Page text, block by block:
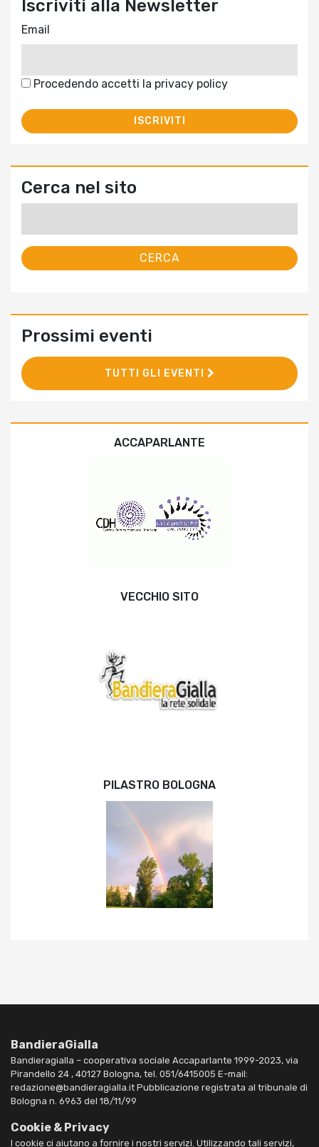
Iscriviti alla Newsletter
Email
Procedendo accetti la privacy policy
Cerca nel sito
Prossimi eventi
TUTTI GLI EVENTI
ACCAPARLANTE
VECCHIO SITO
PILASTRO BOLOGNA
BandieraGialla
Bandieragialla – cooperativa sociale Accaparlante 1999-2023, via
Pirandello 24 , 40127 Bologna, tel. 051/6415005 E-mail:
redazione@bandieragialla.it Pubblicazione registrata al tribunale di
Bologna n. 6963 del 18/11/99
Cookie & Privacy
I cookie ci aiutano a fornire i nostri servizi. Utilizzando tali servizi,